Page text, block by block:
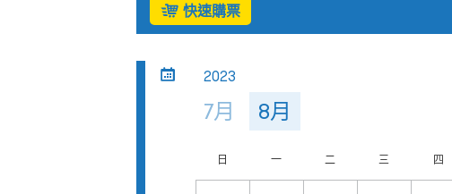
快速購票
2023
7月 8月
日 一 二 三 四